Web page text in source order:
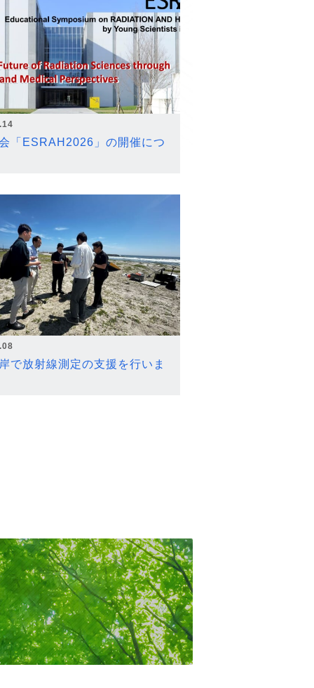
「ESRAH2026」の開催につ
で放射線測定の支援を行いま